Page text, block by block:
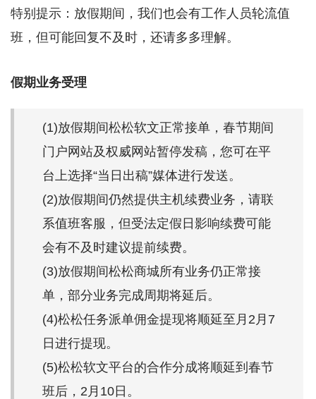
特别提示：放假期间，我们也会有工作人员轮流值
班，但可能回复不及时，还请多多理解。
假期业务受理
(1)放假期间松松软文正常接单，春节期间
门户网站及权威网站暂停发稿，您可在平
台上选择“当日出稿”媒体进行发送。
(2)放假期间仍然提供主机续费业务，请联
系值班客服，但受法定假日影响续费可能
会有不及时建议提前续费。
(3)放假期间松松商城所有业务仍正常接
单，部分业务完成周期将延后。
(4)松松任务派单佣金提现将顺延至月2月7
日进行提现。
(5)松松软文平台的合作分成将顺延到春节
班后，2月10日。